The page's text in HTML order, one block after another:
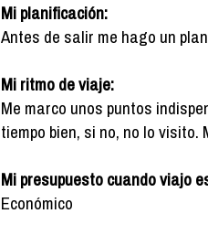
Mi planificación:
Antes de salir me hago un
Mi ritmo de viaje:
Me marco unos puntos
tiempo bien, si no, no lo
Mi presupuesto cuando viajo
Económico